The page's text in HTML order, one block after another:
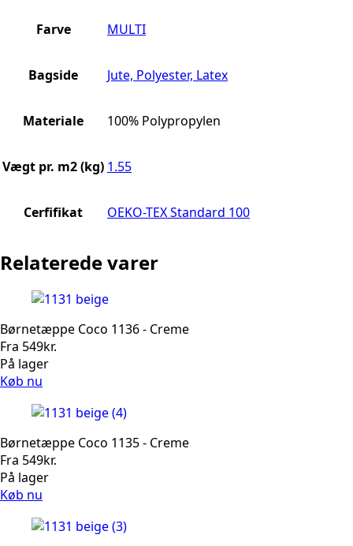
Farve MULTI
Bagside Jute, Polyester, Latex
Materiale 100% Polypropylen
Vægt pr. m2 (kg) 1.55
Cerfifikat OEKO-TEX Standard 100
Relaterede varer
Børnetæppe Coco 1136 - Creme
Fra 549kr.
På lager
Køb nu
Børnetæppe Coco 1135 - Creme
Fra 549kr.
På lager
Køb nu